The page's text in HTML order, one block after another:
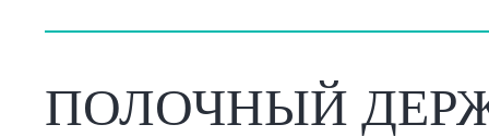
ПОЛОЧНЫЙ